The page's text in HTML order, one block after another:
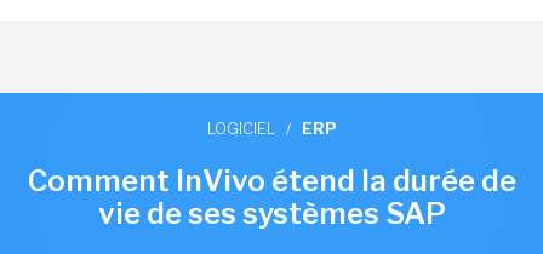
LOGICIEL / ERP
Comment InVivo étend la durée de
vie de ses systèmes SAP